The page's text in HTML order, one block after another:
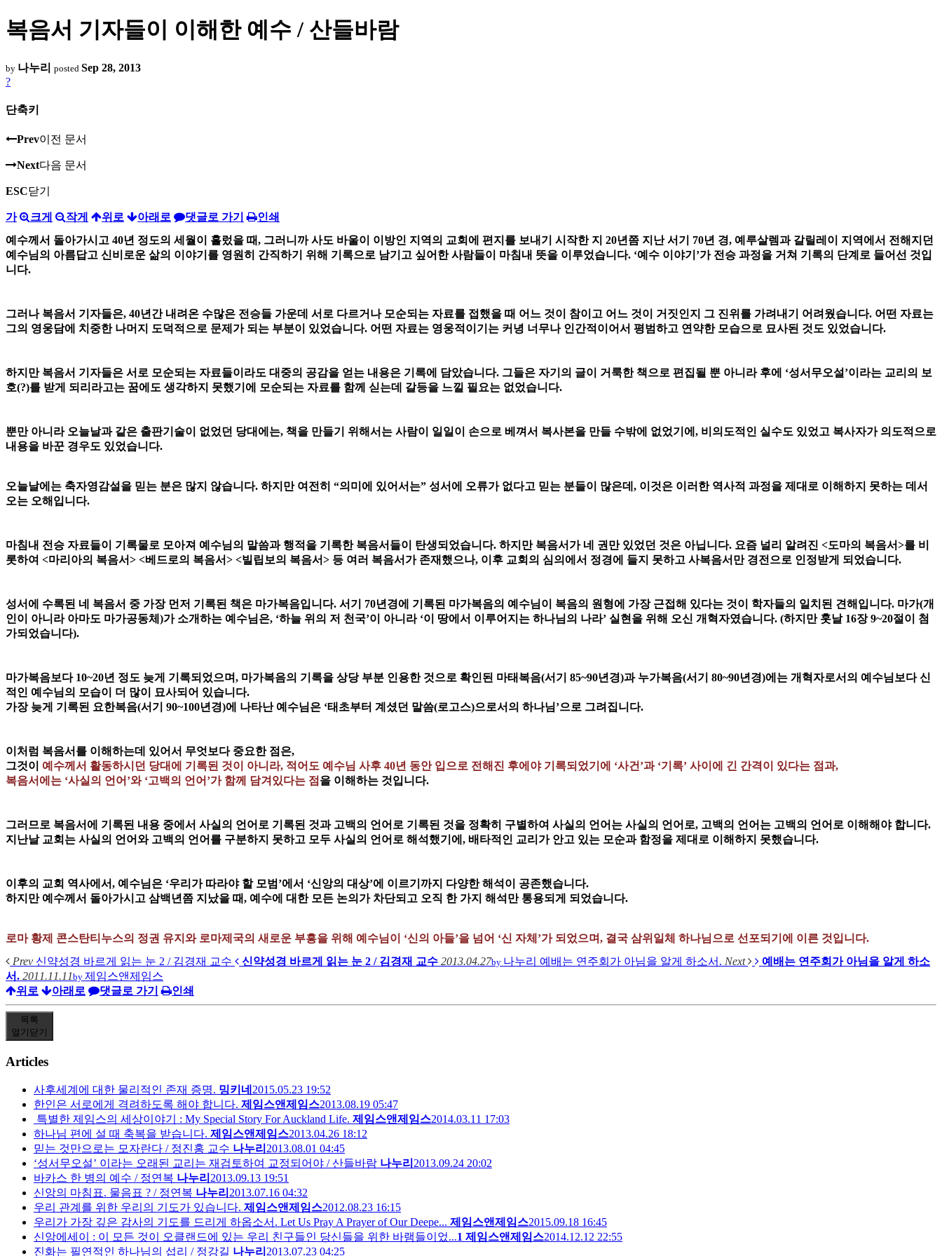
복음서 기자들이 이해한 예수 / 산들바람
by 나누리 posted Sep 28, 2013
?
단축키
Prev이전 문서
Next다음 문서
ESC닫기
가 크게 작게 위로 아래로 댓글로 가기
인쇄
예수께서 돌아가시고 40년 정도의 세월이 흘렀을 때, 그러니까 사도 바울이 이방인 지역의 교회에 편지를 보내기 시작한 지 20년쯤 지난 서기 70년 경, 예루살렘과 갈릴레이 지역에서 전해지던
예수님의 아름답고 신비로운 삶의 이야기를 영원히 간직하기 위해 기록으로 남기고 싶어한 사람들이 마침내 뜻을 이루었습니다. ‘예수 이야기’가 전승 과정을 거쳐 기록의 단계로 들어선 것입
니다.
그러나 복음서 기자들은, 40년간 내려온 수많은 전승들 가운데 서로 다르거나 모순되는 자료를 접했을 때 어느 것이 참이고 어느 것이 거짓인지 그 진위를 가려내기 어려웠습니다. 어떤 자료는
그의 영웅담에 치중한 나머지 도덕적으로 문제가 되는 부분이 있었습니다. 어떤 자료는 영웅적이기는 커녕 너무나 인간적이어서 평범하고 연약한 모습으로 묘사된 것도 있었습니다.
하지만 복음서 기자들은 서로 모순되는 자료들이라도 대중의 공감을 얻는 내용은 기록에 담았습니다. 그들은 자기의 글이 거룩한 책으로 편집될 뿐 아니라 후에 ‘성서무오설’이라는 교리의 보
호(?)를 받게 되리라고는 꿈에도 생각하지 못했기에 모순되는 자료를 함께 싣는데 갈등을 느낄 필요는 없었습니다.
뿐만 아니라 오늘날과 같은 출판기술이 없었던 당대에는, 책을 만들기 위해서는 사람이 일일이 손으로 베껴서 복사본을 만들 수밖에 없었기에, 비의도적인 실수도 있었고 복사자가 의도적으로
내용을 바꾼 경우도 있었습니다.
오늘날에는 축자영감설을 믿는 분은 많지 않습니다. 하지만 여전히 “의미에 있어서는” 성서에 오류가 없다고 믿는 분들이 많은데, 이것은 이러한 역사적 과정을 제대로 이해하지 못하는 데서
오는 오해입니다.
마침내 전승 자료들이 기록물로 모아져 예수님의 말씀과 행적을 기록한 복음서들이 탄생되었습니다. 하지만 복음서가 네 권만 있었던 것은 아닙니다. 요즘 널리 알려진 <도마의 복음서>를 비
롯하여 <마리아의 복음서> <베드로의 복음서> <빌립보의 복음서> 등 여러 복음서가 존재했으나, 이후 교회의 심의에서 정경에 들지 못하고 사복음서만 경전으로 인정받게 되었습니다.
성서에 수록된 네 복음서 중 가장 먼저 기록된 책은 마가복음입니다. 서기 70년경에 기록된 마가복음의 예수님이 복음의 원형에 가장 근접해 있다는 것이 학자들의 일치된 견해입니다. 마가(개
인이 아니라 아마도 마가공동체)가 소개하는 예수님은, ‘하늘 위의 저 천국’이 아니라 ‘이 땅에서 이루어지는 하나님의 나라’ 실현을 위해 오신 개혁자였습니다. (하지만 훗날 16장 9~20절이 첨
가되었습니다).
마가복음보다 10~20년 정도 늦게 기록되었으며, 마가복음의 기록을 상당 부분 인용한 것으로 확인된 마태복음(서기 85~90년경)과 누가복음(서기 80~90년경)에는 개혁자로서의 예수님보다 신
적인 예수님의 모습이 더 많이 묘사되어 있습니다.
가장 늦게 기록된 요한복음(서기 90~100년경)에 나타난 예수님은 ‘태초부터 계셨던 말씀(로고스)으로서의 하나님’으로 그려집니다.
이처럼 복음서를 이해하는데 있어서 무엇보다 중요한 점은,
그것이 예수께서 활동하시던 당대에 기록된 것이 아니라, 적어도 예수님 사후 40년 동안 입으로 전해진 후에야 기록되었기에 ‘사건’과 ‘기록’ 사이에 긴 간격이 있다는 점과,
복음서에는 ‘사실의 언어’와 ‘고백의 언어’가 함께 담겨있다는 점 을 이해하는 것입니다.
그러므로 복음서에 기록된 내용 중에서 사실의 언어로 기록된 것과 고백의 언어로 기록된 것을 정확히 구별하여 사실의 언어는 사실의 언어로, 고백의 언어는 고백의 언어로 이해해야 합니다.
지난날 교회는 사실의 언어와 고백의 언어를 구분하지 못하고 모두 사실의 언어로 해석했기에, 배타적인 교리가 안고 있는 모순과 함정을 제대로 이해하지 못했습니다.
이후의 교회 역사에서, 예수님은 ‘우리가 따라야 할 모범’에서 ‘신앙의 대상’에 이르기까지 다양한 해석이 공존했습니다.
하지만 예수께서 돌아가시고 삼백년쯤 지났을 때, 예수에 대한 모든 논의가 차단되고 오직 한 가지 해석만 통용되게 되었습니다.
로마 황제 콘스탄티누스의 정권 유지와 로마제국의 새로운 부흥을 위해 예수님이 ‘신의 아들’을 넘어 ‘신 자체’가 되었으며, 결국 삼위일체 하나님으로 선포되기에 이른 것입니다.
Prev 신약성경 바르게 읽는 눈 2 / 김경재 교수 신약성경 바르게 읽는 눈 2 / 김경재 교수 2013.04.27by 나누리 예배는 연주회가 아님을 알게 하소서. Next
예배는 연주회가 아님을 알게 하소
서. 2011.11.11by 제임스앤제임스
위로
아래로 댓글로 가기 인쇄
목록
열기 닫기
Articles
사후세계에 대한 물리적인 존재 증명. 밍키네 2015.05.23 19:52
한인은 서로에게 격려하도록 해야 합니다. 제임스앤제임스2013.08.19 05:47
특별한 제임스의 세상이야기 : My Special Story For Auckland Life. 제임스앤제임스2014.03.11 17:03
하나님 편에 설 때 축복을 받습니다. 제임스앤제임스2013.04.26 18:12
믿는 것만으로는 모자란다 / 정진홍 교수 나누리 2013.08.01 04:45
‘성서무오설’ 이라는 오래된 교리는 재검토하여 교정되어야 / 산들바람 나누리 2013.09.24 20:02
바카스 한 병의 예수 / 정연복 나누리 2013.09.13 19:51
신앙의 마침표. 물음표 ? / 정연복 나누리 2013.07.16 04:32
우리 관계를 위한 우리의 기도가 있습니다. 제임스앤제임스2012.08.23 16:15
우리가 가장 깊은 감사의 기도를 드리게 하옵소서. Let Us Pray A Prayer of Our Deepe... 제임스앤제임스2015.09.18 16:45
신앙에세이 : 이 모든 것이 오클랜드에 있는 우리 친구들인 당신들을 위한 바램들이었...1 제임스앤제임스2014.12.12 22:55
진화는 필연적인 하나님의 섭리 / 정강길 나누리 2013.07.23 04:25